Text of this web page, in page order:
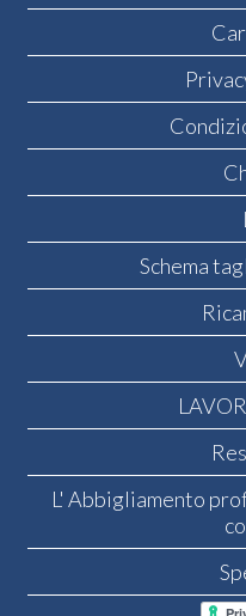
Schema
L' Abbigliamento